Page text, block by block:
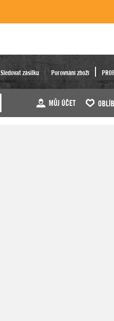
Sledovat zásilku Porovnání zboží
MŮJ ÚČET